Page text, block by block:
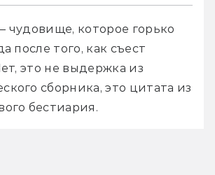
чудовище, которое горько
после того, как съест
это не выдержка из
сборника, это цитата из
бестиария.